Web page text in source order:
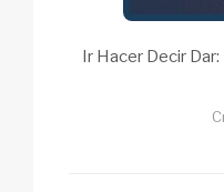
Ir Hacer Decir